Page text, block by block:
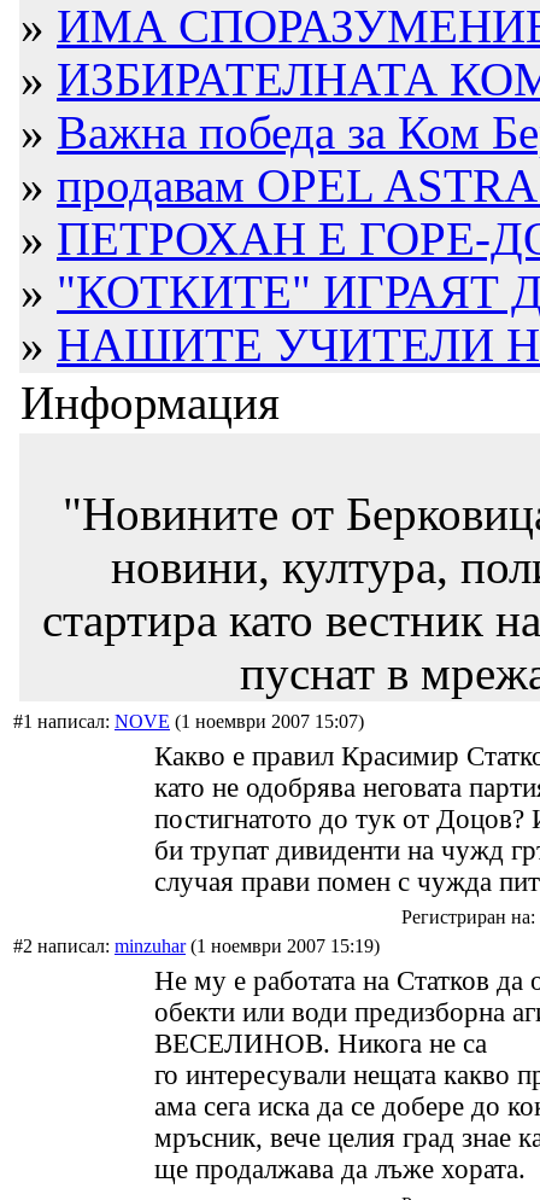
» ИМА
» ИЗБИРАТЕЛНАТА
» Важна победа за Ком
» продавам OPEL
» ПЕТРОХАН Е ГОРЕ-
» "КОТКИТЕ" ИГРАЯТ
» НАШИТЕ УЧИТЕЛИ
Информация
"Новините от
новини, култура,
стартира като вестник
пуснат в
#1 написал: NOVE (1 ноември 2007 15:07)
Какво е правил Красимир
като не одобрява неговата
постигнатото до тук от
би трупат дивиденти на чужд
случая прави помен с чужда
Регистриран
#2 написал: minzuhar(1 ноември 2007 15:19)
Не му е работата на Статков да
обекти или води предизборна
ВЕСЕЛИНОВ. Никога не са
го интересували нещата какво
ама сега иска да се добере до
мръсник, вече целия град знае
ще продалжава да лъже хората.